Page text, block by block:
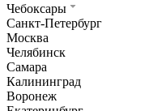
Чебоксары
Санкт-Петербург
Москва
Челябинск
Самара
Калининград
Воронеж